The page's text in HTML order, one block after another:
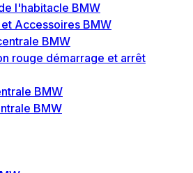
l'habitacle BMW
Accessoires BMW
BMW
rouge démarrage et arrêt
BMW
BMW